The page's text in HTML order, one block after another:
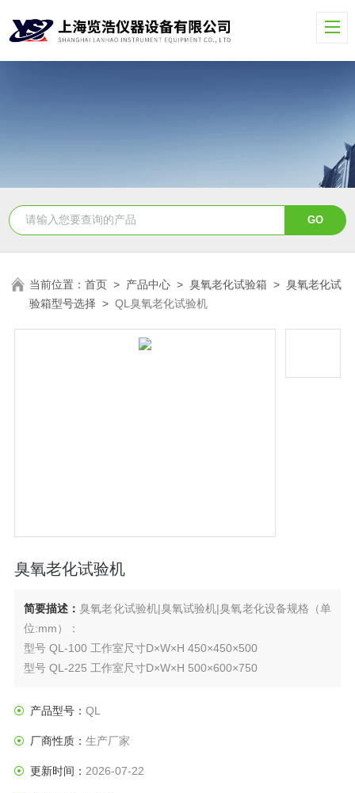
当前位置：首页 > 产品中心 >臭氧老化试验箱 >臭氧老化试
验箱型号选择 >QL臭氧老化试验机
臭氧老化试验机
简要描述：臭氧老化试验机|臭氧试验机|臭氧老化设备规格（单
位:mm）：
型号 QL-100 工作室尺寸D×W×H 450×450×500
型号 QL-225 工作室尺寸D×W×H 500×600×750
型号 QL-010 工作室尺寸D×W×H 1000×1000×1000
产品型号： QL
厂商性质： 生产厂家
更新时间： 2026-07-22